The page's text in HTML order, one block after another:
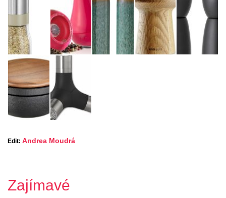
Edit: Andrea Moudrá
Zajímavé